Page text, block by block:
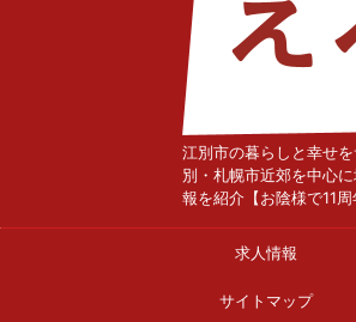
江別市の暮らしと幸せ
別・札幌市近郊を中心
報を紹介【お陰様で11
求人情報
サイトマップ